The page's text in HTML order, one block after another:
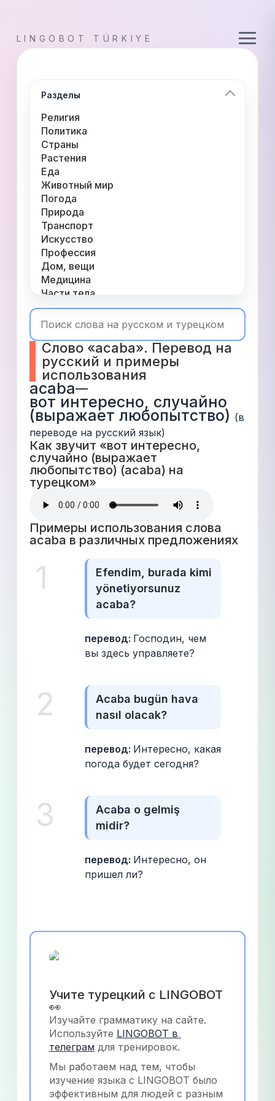
LINGOBOT TÜRKIYE
Разделы
Религия
Политика
Страны
Растения
Еда
Животный мир
Погода
Природа
Транспорт
Искусство
Профессия
Дом, вещи
Медицина
Части тела
Одежда
Время
Числа
Глаголы
Служебные
Существительные
Прилагательные
Слово «acaba». Перевод на
русский и примеры
использования
acaba—
вот интересно, случайно
(выражает любопытство) (в
переводе на русский язык)
Как звучит «вот интересно,
случайно (выражает
любопытство) (acaba) на
турецком»
Примеры использования слова
acaba в различных предложениях
1
Efendim, burada kimi
yönetiyorsunuz
acaba?
перевод: Господин, чем
вы здесь управляете?
2
Acaba bugün hava
nasıl olacak?
перевод: Интересно, какая
погода будет сегодня?
3
Acaba o gelmiş
midir?
перевод: Интересно, он
пришел ли?
Учите турецкий с LINGOBOT
👀
Изучайте грамматику на сайте.
Используйте LINGOBOT в
телеграм для тренировок.
Мы работаем над тем, чтобы
изучение языка с LINGOBOT было
эффективным для людей с разным